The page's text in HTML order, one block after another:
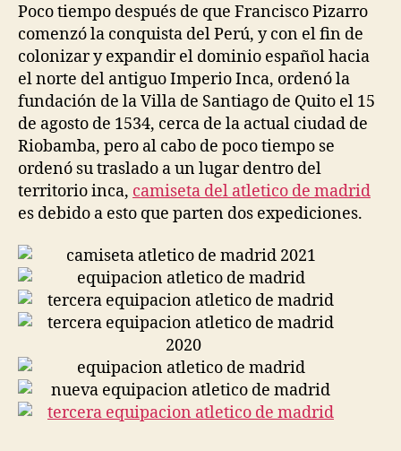
Poco tiempo después de que Francisco Pizarro
comenzó la conquista del Perú, y con el fin de
colonizar y expandir el dominio español hacia
el norte del antiguo Imperio Inca, ordenó la
fundación de la Villa de Santiago de Quito el 15
de agosto de 1534, cerca de la actual ciudad de
Riobamba, pero al cabo de poco tiempo se
ordenó su traslado a un lugar dentro del
territorio inca, camiseta del atletico de madrid
es debido a esto que parten dos expediciones.